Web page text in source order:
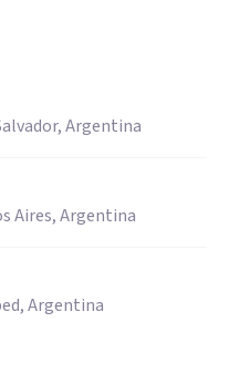
Argentina
Aires, Argentina
Argentina